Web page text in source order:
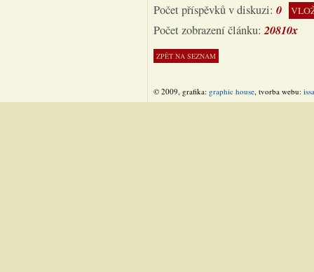
Počet příspěvků v diskuzi: 0
Počet zobrazení článku:20810x
© 2009, grafika: graphic house , tvorba webu: